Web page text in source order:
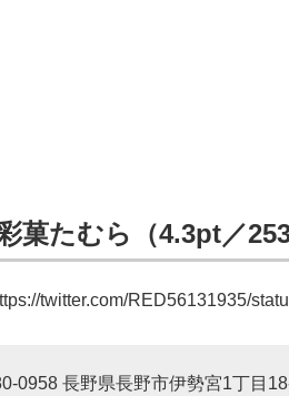
菓たむら（4.3pt／
twitter.com/RED56131935/
0958 長野県長野市伊勢宮1丁目